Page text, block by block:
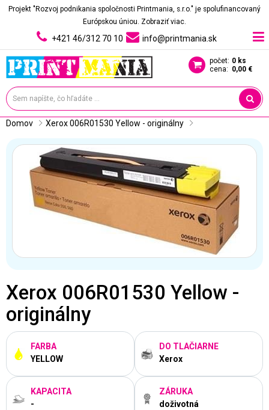
Projekt "Rozvoj podnikania spoločnosti Printmania, s.r.o." je spolufinancovaný
Európskou úniou. Zobraziť viac.
+421 46/312 70 10 info@printmania.sk
počet: 0 ks
cena: 0,00 €
Domov Xerox 006R01530 Yellow - originálny
Xerox 006R01530 Yellow -
originálny
FARBA
YELLOW
DO TLAČIARNE
Xerox
KAPACITA
-
ZÁRUKA
doživotná